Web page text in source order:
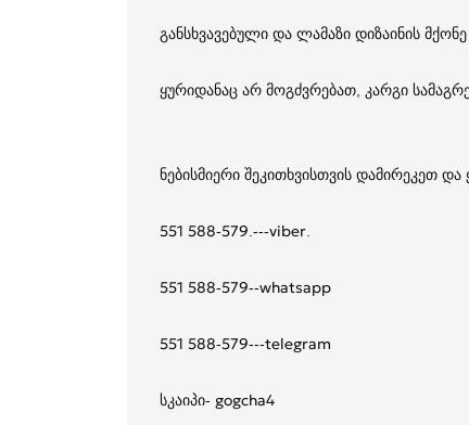
განსხვავებული და ლამაზი დიზაინის მქონე
ყურიდანაც არ მოგძვრებათ, კარგი
ნებისმიერი შეკითხვისთვის დამირეკეთ
551 588-579.---viber.
551 588-579--whatsapp
551 588-579---telegram
სკაიპი- gogcha4